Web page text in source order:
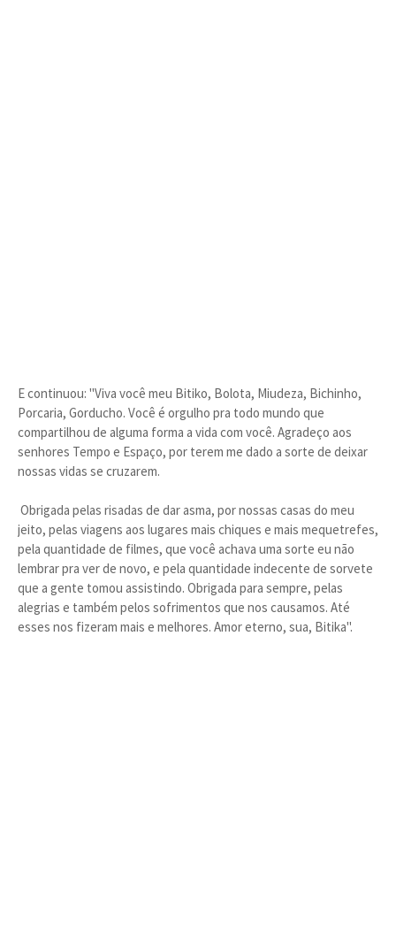
E continuou: "Viva você meu Bitiko, Bolota, Miudeza, Bichinho,
Porcaria, Gorducho. Você é orgulho pra todo mundo que
compartilhou de alguma forma a vida com você. Agradeço aos
senhores Tempo e Espaço, por terem me dado a sorte de deixar
nossas vidas se cruzarem.
Obrigada pelas risadas de dar asma, por nossas casas do meu
jeito, pelas viagens aos lugares mais chiques e mais mequetrefes,
pela quantidade de filmes, que você achava uma sorte eu não
lembrar pra ver de novo, e pela quantidade indecente de sorvete
que a gente tomou assistindo. Obrigada para sempre, pelas
alegrias e também pelos sofrimentos que nos causamos. Até
esses nos fizeram mais e melhores. Amor eterno, sua, Bitika".